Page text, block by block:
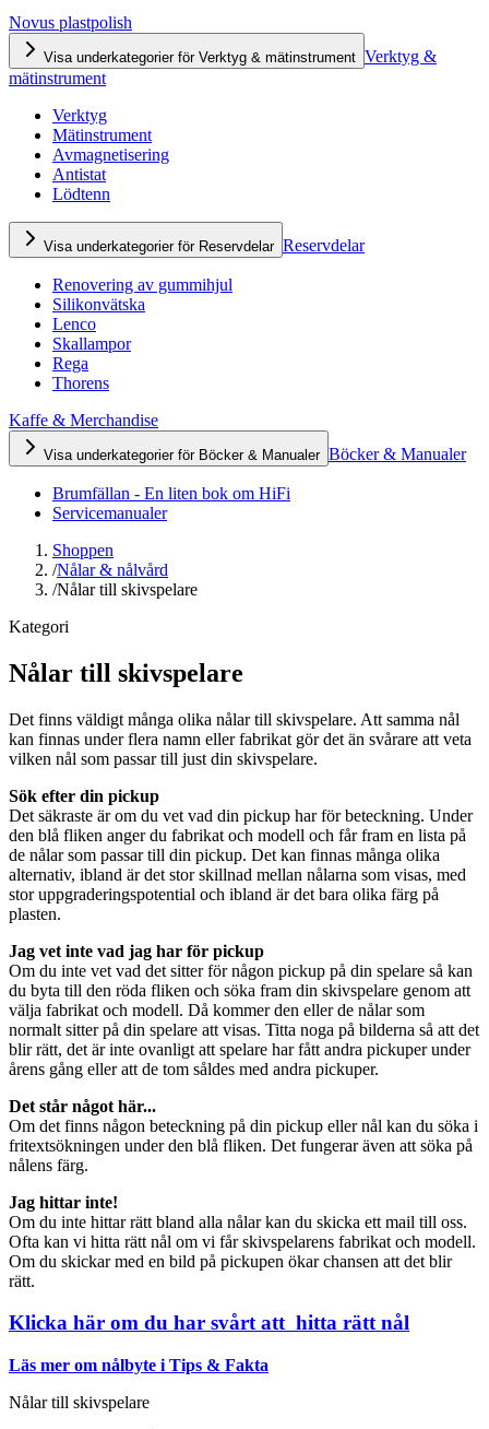
Novus plastpolish
Visa underkategorier för Verktyg & mätinstrument Verktyg &
mätinstrument
Verktyg
Mätinstrument
Avmagnetisering
Antistat
Lödtenn
Visa underkategorier för Reservdelar Reservdelar
Renovering av gummihjul
Silikonvätska
Lenco
Skallampor
Rega
Thorens
Kaffe & Merchandise
Visa underkategorier för Böcker & Manualer Böcker & Manualer
Brumfällan - En liten bok om HiFi
Servicemanualer
Shoppen
/Nålar & nålvård
/Nålar till skivspelare
Kategori
Nålar till skivspelare
Det finns väldigt många olika nålar till skivspelare. Att samma nål
kan finnas under flera namn eller fabrikat gör det än svårare att veta
vilken nål som passar till just din skivspelare.
Sök efter din pickup
Det säkraste är om du vet vad din pickup har för beteckning. Under
den blå fliken anger du fabrikat och modell och får fram en lista på
de nålar som passar till din pickup. Det kan finnas många olika
alternativ, ibland är det stor skillnad mellan nålarna som visas, med
stor uppgraderingspotential och ibland är det bara olika färg på
plasten.
Jag vet inte vad jag har för pickup
Om du inte vet vad det sitter för någon pickup på din spelare så kan
du byta till den röda fliken och söka fram din skivspelare genom att
välja fabrikat och modell. Då kommer den eller de nålar som
normalt sitter på din spelare att visas. Titta noga på bilderna så att det
blir rätt, det är inte ovanligt att spelare har fått andra pickuper under
årens gång eller att de tom såldes med andra pickuper.
Det står något här...
Om det finns någon beteckning på din pickup eller nål kan du söka i
fritextsökningen under den blå fliken. Det fungerar även att söka på
nålens färg.
Jag hittar inte!
Om du inte hittar rätt bland alla nålar kan du skicka ett mail till oss.
Ofta kan vi hitta rätt nål om vi får skivspelarens fabrikat och modell.
Om du skickar med en bild på pickupen ökar chansen att det blir
rätt.
Klicka här om du har svårt att hitta rätt nål
Läs mer om nålbyte i Tips & Fakta
Nålar till skivspelare